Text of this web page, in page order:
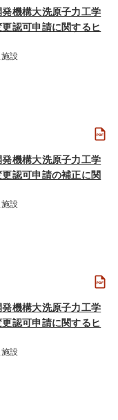
機構大洗原子力工学
認可申請に関するヒ
設
機構大洗原子力工学
認可申請の補正に関
設
機構大洗原子力工学
認可申請に関するヒ
設